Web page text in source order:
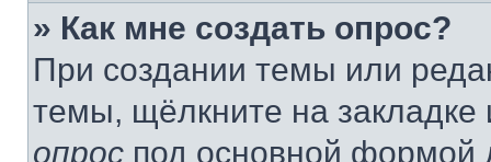
» Как мне создать опрос?
При создании темы или
темы, щёлкните на
опрос под основной формой